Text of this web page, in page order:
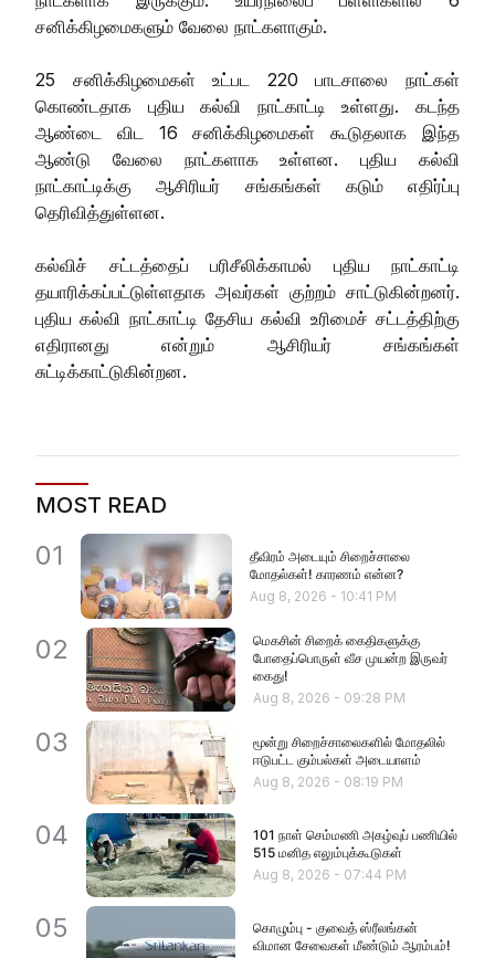
சனிக்கிழமைகளும் வேலை நாட்களாகும்.
25 சனிக்கிழமைகள் உட்பட 220 பாடசாலை நாட்கள்
கொண்டதாக புதிய கல்வி நாட்காட்டி உள்ளது. கடந்த
ஆண்டை விட 16 சனிக்கிழமைகள் கூடுதலாக இந்த
ஆண்டு வேலை நாட்களாக உள்ளன. புதிய கல்வி
நாட்காட்டிக்கு ஆசிரியர் சங்கங்கள் கடும் எதிர்ப்பு
தெரிவித்துள்ளன.
கல்விச் சட்டத்தைப் பரிசீலிக்காமல் புதிய நாட்காட்டி
தயாரிக்கப்பட்டுள்ளதாக அவர்கள் குற்றம் சாட்டுகின்றனர்.
புதிய கல்வி நாட்காட்டி தேசிய கல்வி உரிமைச் சட்டத்திற்கு
எதிரானது என்றும் ஆசிரியர் சங்கங்கள்
சுட்டிக்காட்டுகின்றன.
MOST READ
01
தீவிரம் அடையும் சிறைச்சாலை
மோதல்கள்! காரணம் என்ன?
Aug 8, 2026 - 10:41 PM
02
மெகசின் சிறைக் கைதிகளுக்கு
போதைப்பொருள் வீச முயன்ற இருவர்
கைது!
Aug 8, 2026 - 09:28 PM
03
மூன்று சிறைச்சாலைகளில் மோதலில்
ஈடுபட்ட கும்பல்கள் அடையாளம்
Aug 8, 2026 - 08:19 PM
04
101 நாள் செம்மணி அகழ்வுப் பணியில்
515 மனித எலும்புக்கூடுகள்
Aug 8, 2026 - 07:44 PM
05
கொழும்பு - குவைத் ஸ்ரீலங்கன்
விமான சேவைகள் மீண்டும் ஆரம்பம்!